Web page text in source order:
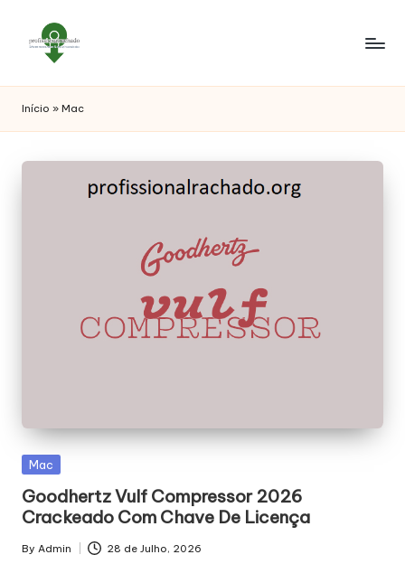
Início » Mac
Posted
Mac
Goodhertz Vulf Compressor 2026
Crackeado Com Chave De Licença
Posted
By Admin 28 de Julho, 2026